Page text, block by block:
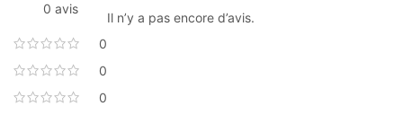
0 avis
0
0
0
Il n’y a pas encore d’avis.